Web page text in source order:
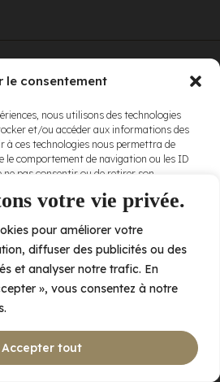
votre vie privée.
pour améliorer votre
diffuser des publicités ou des
et analyser notre trafic. En
», vous consentez à notre
Accepter tout
le consentement
nous utilisons des technologies
et/ou accéder aux informations des
à ces technologies nous permettra de
le comportement de navigation ou les ID
ne pas consentir ou de retirer son
Accepter
Refuser
Bois-de-Boulogne, Laval QC H7N 0J7